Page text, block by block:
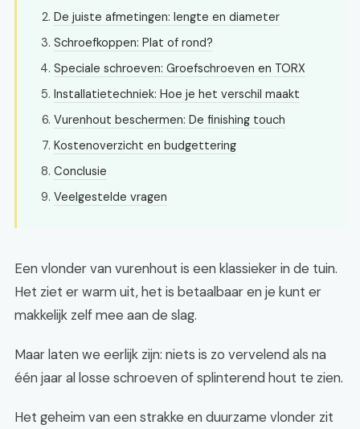
De juiste afmetingen: lengte en diameter
Schroefkoppen: Plat of rond?
Speciale schroeven: Groefschroeven en TORX
Installatietechniek: Hoe je het verschil maakt
Vurenhout beschermen: De finishing touch
Kostenoverzicht en budgettering
Conclusie
Veelgestelde vragen
Een vlonder van vurenhout is een klassieker in de tuin.
Het ziet er warm uit, het is betaalbaar en je kunt er
makkelijk zelf mee aan de slag.
Maar laten we eerlijk zijn: niets is zo vervelend als na
één jaar al losse schroeven of splinterend hout te zien.
Het geheim van een strakke en duurzame vlonder zit